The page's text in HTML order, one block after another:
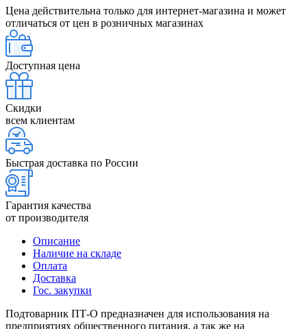
Цена действительна только для интернет-магазина и может
отличаться от цен в розничных магазинах
Доступная цена
Скидки
всем клиентам
Быстрая доставка по России
Гарантия качества
от производителя
Описание
Наличие на складе
Оплата
Доставка
Гос. закупки
Подтоварник ПТ-О предназначен для использования на
предприятиях общественного питания, а так же на